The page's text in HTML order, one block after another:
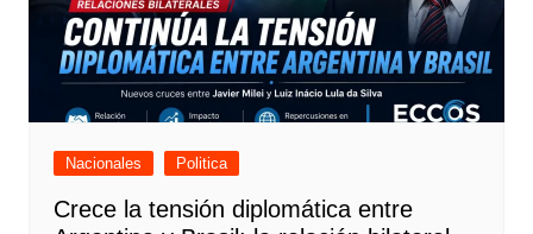
Nacionales Politica
Crece la tensión diplomática entre